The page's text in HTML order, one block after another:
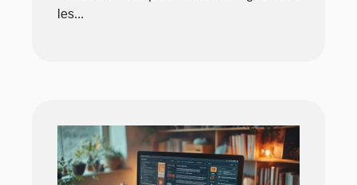
les...